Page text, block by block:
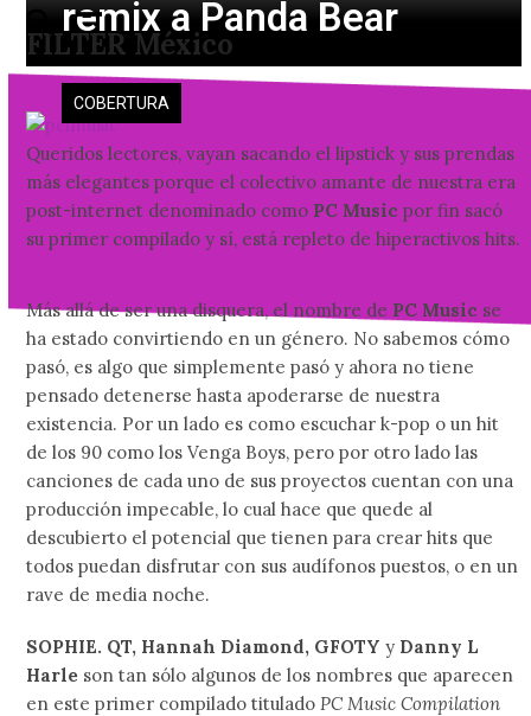
Skip
content
FILTER México
Open
mobile
menu
Close
mobile
menu
COBERTURA
remix a Panda Bear
Queridos lectores, vayan sacando el lipstick y sus prendas
más elegantes porque el colectivo amante de nuestra era
post-internet denominado como PC Music por fin sacó
su primer compilado y sí, está repleto de hiperactivos hits.
Más allá de ser una disquera, el nombre de PC Music se
ha estado convirtiendo en un género. No sabemos cómo
pasó, es algo que simplemente pasó y ahora no tiene
pensado detenerse hasta apoderarse de nuestra
existencia. Por un lado es como escuchar k-pop o un hit
de los 90 como los Venga Boys, pero por otro lado las
canciones de cada uno de sus proyectos cuentan con una
producción impecable, lo cual hace que quede al
descubierto el potencial que tienen para crear hits que
todos puedan disfrutar con sus audífonos puestos, o en un
rave de media noche.
SOPHIE. QT, Hannah Diamond, GFOTY y Danny L
Harle son tan sólo algunos de los nombres que aparecen
en este primer compilado tituladoPC Music Compilation